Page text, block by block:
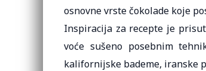
osnovne vrste čokolade koje
Inspiracija za recepte je
voće sušeno posebnim
kalifornijske bademe, iranske